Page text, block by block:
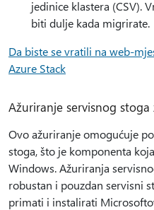
jedinice klastera (CSV).
biti dulje kada migrirate.
Da biste se vratili na web-
Azure Stack
Ažuriranje servisnog stoga
Ovo ažuriranje omogućuje
stoga, što je komponenta
Windows. Ažuriranja
robustan i pouzdan servisni
primati i instalirati